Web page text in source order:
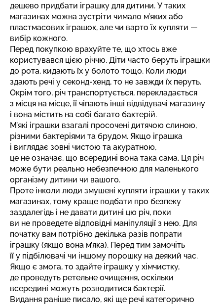
дешево придбати іграшку для дитини. У таких
магазинах можна зустріти чимало м’яких або
пластмасових іграшок, але чи варто їх купляти —
вибір кожного.
Перед покупкою врахуйте те, що хтось вже
користувався цією річчю. Діти часто беруть іграшки
до рота, кидають їх у болото тощо. Коли люди
здають речі у секонд-хенд, то не завжди їх перуть.
Окрім того, річ транспортується, перекладається
з місця на місце, її чіпають інші відвідувачі магазину
і вона містить на собі багато бактерій.
М’які іграшки взагалі просочені дитячою слиною,
різними бактеріями та брудом. Якщо іграшка
і виглядає зовні чистою та акуратною,
це не означає, що всередині вона така сама. Ця річ
може бути реально небезпечною для маленького
організму дитини чи вашого.
Проте інколи люди змушені купляти іграшки у таких
магазинах, тому краще подбати про безпеку
заздалегідь і не давати дитині цю річ, поки
ви не проведете відповідні маніпуляції з нею. Для
початку вам потрібно декілька разів попрати
іграшку (якщо вона м’яка). Перед тим замочіть
її у підбілювачі чи іншому порошку на деякий час.
Якщо є змога, то здайте іграшку у хімчистку,
де проведуть ретельне очищення, оскільки
всередині можуть розводитися бактерії.
Видання раніше писало, які ще речі категорично